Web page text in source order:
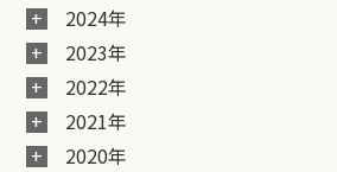
2024年
2023年
2022年
2021年
2020年